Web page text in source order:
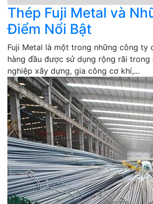
Thép Fuji Metal và
Điểm Nổi Bật
Fuji Metal là một trong những công ty
hàng đầu được sử dụng rộng rãi trong
nghiệp xây dựng, gia công cơ khí,...